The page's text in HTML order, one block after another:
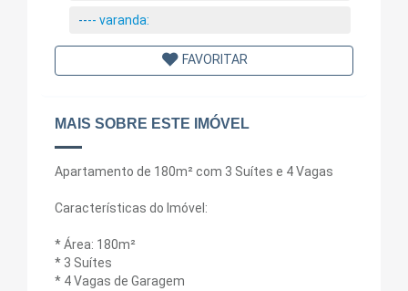
---- varanda:
FAVORITAR
MAIS SOBRE ESTE IMÓVEL
Apartamento de 180m² com 3 Suítes e 4 Vagas
Características do Imóvel:
* Área: 180m²
* 3 Suítes
* 4 Vagas de Garagem